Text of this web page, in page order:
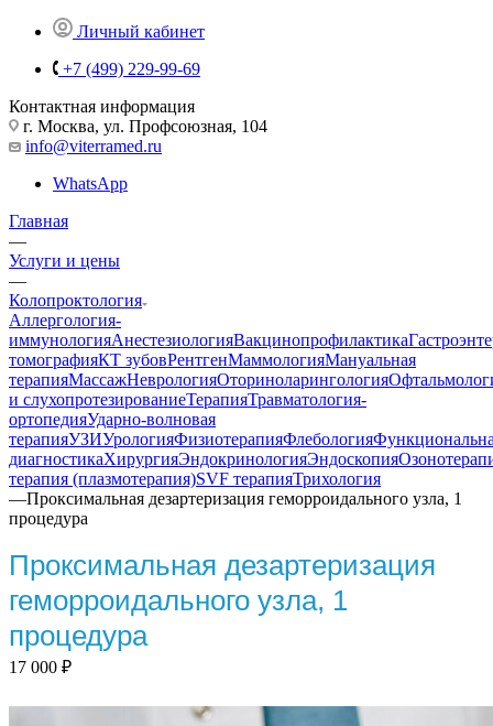
Личный кабинет
+7 (499) 229-99-69
Контактная информация
г. Москва, ул. Профсоюзная, 104
info@viterramed.ru
WhatsApp
Главная
—
Услуги и цены
—
Колопроктология
Аллергология-
иммунологияАнестезиологияВакцинопрофилактика
томографияКТ зубовРентгенМаммологияМануальная
терапияМассажНеврологияОториноларингология
и слухопротезированиеТерапияТравматология-
ортопедияУдарно-волновая
терапияУЗИУрологияФизиотерапияФлебология
диагностикаХирургияЭндокринологияЭндоскопия
терапия (плазмотерапия)SVF терапияТрихология
—Проксимальная дезартеризация геморроидального узла, 1
процедура
Проксимальная дезартеризация
геморроидального узла, 1
процедура
17 000 ₽